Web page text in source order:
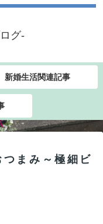
グ-
新婚生活関連記事
まみ～極細ビ